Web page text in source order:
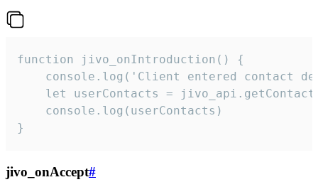
function jivo_onIntroduction() {
console.log('Client entered contact
let userContacts =
    console.log(userContacts)
}
jivo_onAccept#